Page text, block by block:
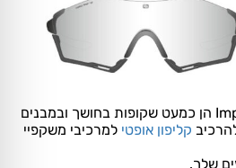
מסגרת זו מגיעה עם עדשות מראה מתכהות מסדרת ImpactX2 הן כמעט שקופות בחושך ובמבנים
קליפון אופטי למרכיבי משקפיי